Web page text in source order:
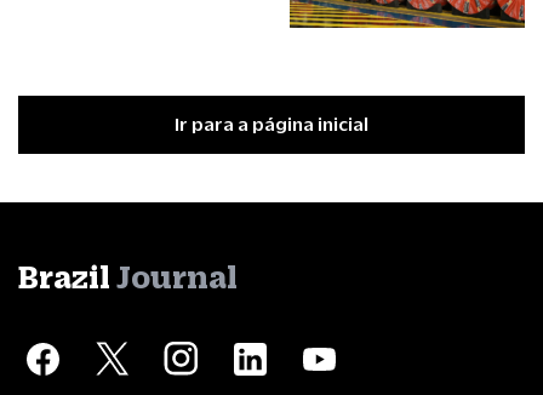
Ir para a página inicial
Brazil Journal